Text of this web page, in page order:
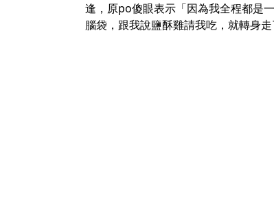
逢，原po傻眼表示「因為我全程都是
腦袋，跟我說鹽酥雞請我吃，就轉身走